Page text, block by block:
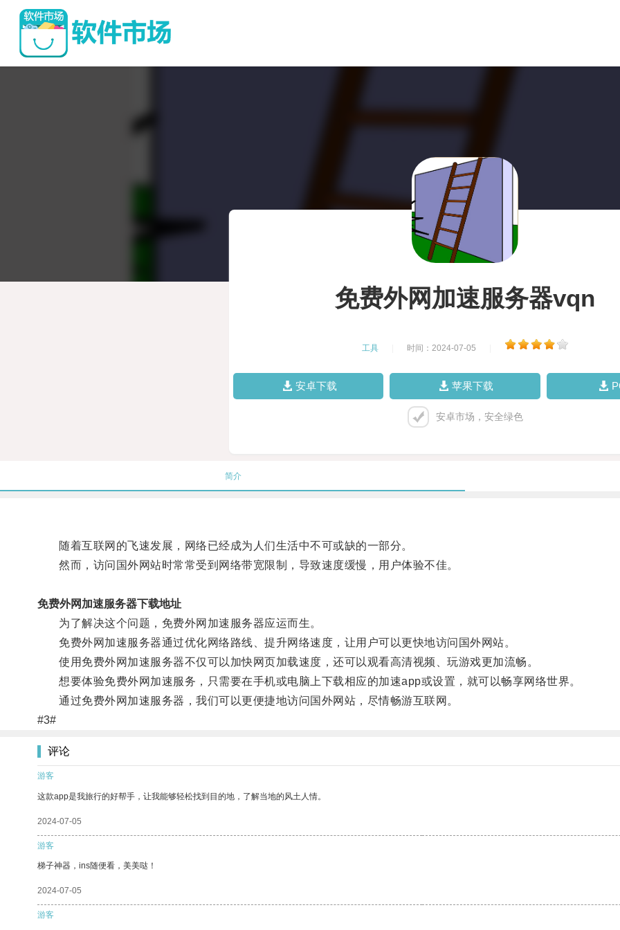
免费外网加速服务器vqn
工具 时间：2024-07-05
安卓下载 苹果下载
安卓市场，安全绿色
简介
随着互联网的飞速发展，网络已经成为人们生活中不可或缺的一部分。
然而，访问国外网站时常常受到网络带宽限制，导致速度缓慢，用户体验不佳。
免费外网加速服务器下载地址
为了解决这个问题，免费外网加速服务器应运而生。
免费外网加速服务器通过优化网络路线、提升网络速度，让用户可以更快地访问国外网站。
使用免费外网加速服务器不仅可以加快网页加载速度，还可以观看高清视频、玩游戏更加流畅。
想要体验免费外网加速服务，只需要在手机或电脑上下载相应的加速app或设置，就可以畅享网络世界。
通过免费外网加速服务器，我们可以更便捷地访问国外网站，尽情畅游互联网。
#3#
评论
游客
这款app是我旅行的好帮手，让我能够轻松找到目的地，了解当地的风土人情。
2024-07-05
游客
梯子神器，ins随便看，美美哒！
2024-07-05
游客